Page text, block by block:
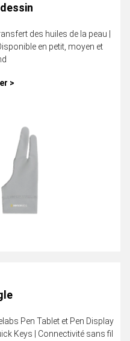
des huiles de la peau |
en petit, moyen et
>
Pen Tablet et Pen Display
Keys | Connectivité sans fil